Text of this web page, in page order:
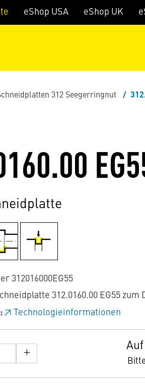
Springe zur Suche
eShop USA eShop UK
312 Seegerringnut
312016000EG55
312.0160.00 EG55 zum
Technologieinformationen